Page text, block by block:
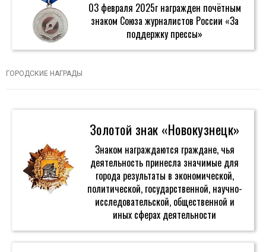
03 февраля 2025г награжден почётным
знаком Союза журналистов России «За
поддержку прессы»
ГОРОДСКИЕ НАГРАДЫ
Золотой знак «Новокузнецк»
Знаком награждаются граждане, чья
деятельность принесла значимые для
города результаты в экономической,
политической, государственной, научно-
исследовательской, общественной и
иных сферах деятельности